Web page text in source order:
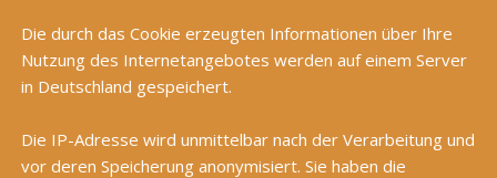
Die durch das Cookie erzeugten Informationen über Ihre
Nutzung des Internetangebotes werden auf einem Server
in Deutschland gespeichert.
Die IP-Adresse wird unmittelbar nach der Verarbeitung und
vor deren Speicherung anonymisiert. Sie haben die